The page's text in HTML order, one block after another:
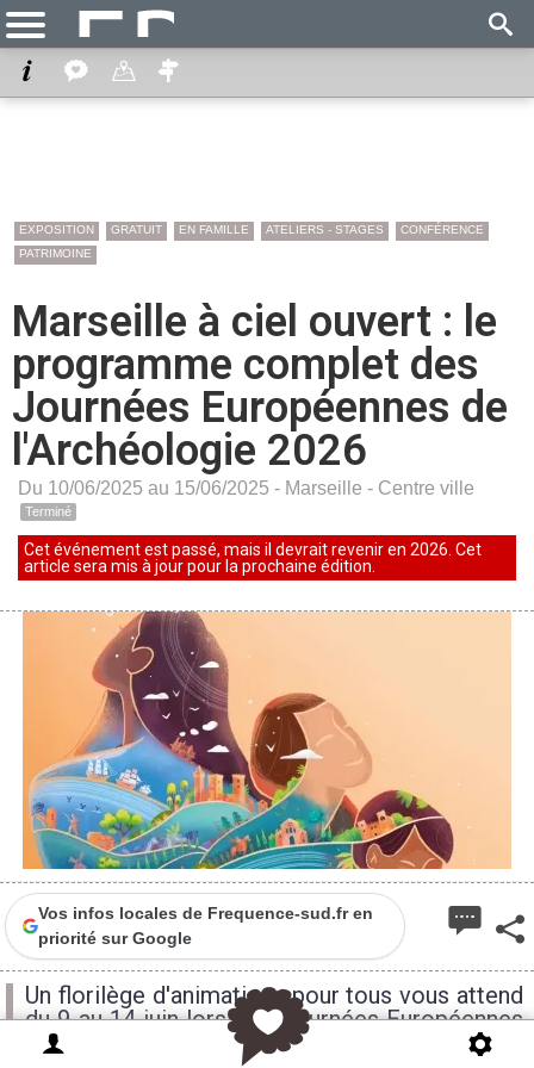
EXPOSITION GRATUIT EN FAMILLE ATELIERS - STAGES
CONFÉRENCE
PATRIMOINE
Marseille à ciel ouvert : le
programme complet des
Journées Européennes de
l'Archéologie 2026
Du 10/06/2025 au 15/06/2025 - Marseille - Centre ville
Terminé
Cet événement est passé, mais il devrait revenir en 2026. Cet
article sera mis à jour pour la prochaine édition.
Vos infos locales de Frequence-sud.fr en
priorité sur Google
Un florilège d'animations pour tous vous attend
du 9 au 14 juin lors des Journées Européennes
de l'Archéologie à Marseille.